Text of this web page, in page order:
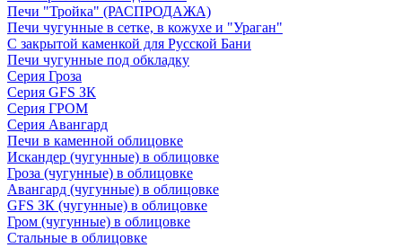
Печи "Тройка" (РАСПРОДАЖА)
Печи чугунные в сетке, в кожухе и "Ураган"
С закрытой каменкой для Русской Бани
Печи чугунные под обкладку
Серия Гроза
Серия GFS ЗК
Серия ГРОМ
Серия Авангард
Печи в каменной облицовке
Искандер (чугунные) в облицовке
Гроза (чугунные) в облицовке
Авангард (чугунные) в облицовке
GFS ЗК (чугунные) в облицовке
Гром (чугунные) в облицовке
Стальные в облицовке